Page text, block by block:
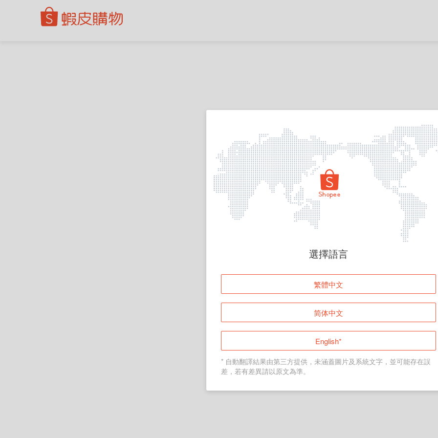
頁面無法顯示
登入
返回首頁
選擇語言
繁體中文
简体中文
English*
* 自動翻譯結果由第三方提供，未涵蓋圖片及系統文字，並可能存在誤
差，若有差異請以原文為準。